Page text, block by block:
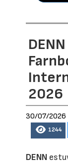
2026
30/07/2026
1244
DENN